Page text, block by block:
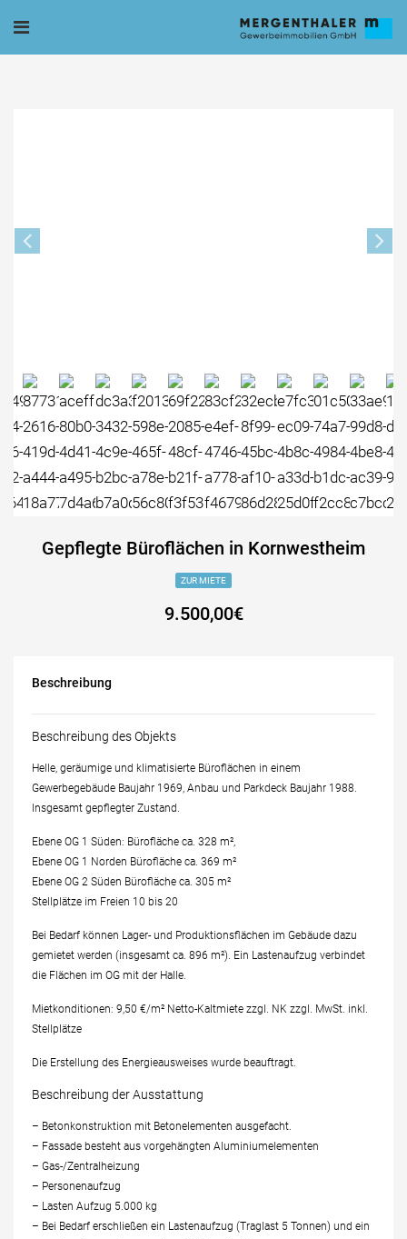
Gepflegte Büroflächen in Kornwestheim
ZUR MIETE
9.500,00€
Beschreibung
Beschreibung des Objekts
Helle, geräumige und klimatisierte Büroflächen in einem
Gewerbegebäude Baujahr 1969, Anbau und Parkdeck Baujahr 1988.
Insgesamt gepflegter Zustand.
Ebene OG 1 Süden: Bürofläche ca. 328 m²,
Ebene OG 1 Norden Bürofläche ca. 369 m²
Ebene OG 2 Süden Bürofläche ca. 305 m²
Stellplätze im Freien 10 bis 20
Bei Bedarf können Lager- und Produktionsflächen im Gebäude dazu
gemietet werden (insgesamt ca. 896 m²). Ein Lastenaufzug verbindet
die Flächen im OG mit der Halle.
Mietkonditionen: 9,50 €/m² Netto-Kaltmiete zzgl. NK zzgl. MwSt. inkl.
Stellplätze
Die Erstellung des Energieausweises wurde beauftragt.
Beschreibung der Ausstattung
– Betonkonstruktion mit Betonelementen ausgefacht.
– Fassade besteht aus vorgehängten Aluminiumelementen
– Gas-/Zentralheizung
– Personenaufzug
– Lasten Aufzug 5.000 kg
– Bei Bedarf erschließen ein Lastenaufzug (Traglast 5 Tonnen) und ein